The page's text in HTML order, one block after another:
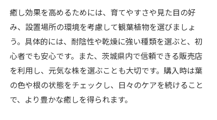
癒し効果を高めるためには、育てやすさや見た目の好
み、設置場所の環境を考慮して観葉植物を選びましょ
う。具体的には、耐陰性や乾燥に強い種類を選ぶと、初
心者でも安心です。また、茨城県内で信頼できる販売店
を利用し、元気な株を選ぶことも大切です。購入時は葉
の色や根の状態をチェックし、日々のケアを続けること
で、より豊かな癒しを得られます。